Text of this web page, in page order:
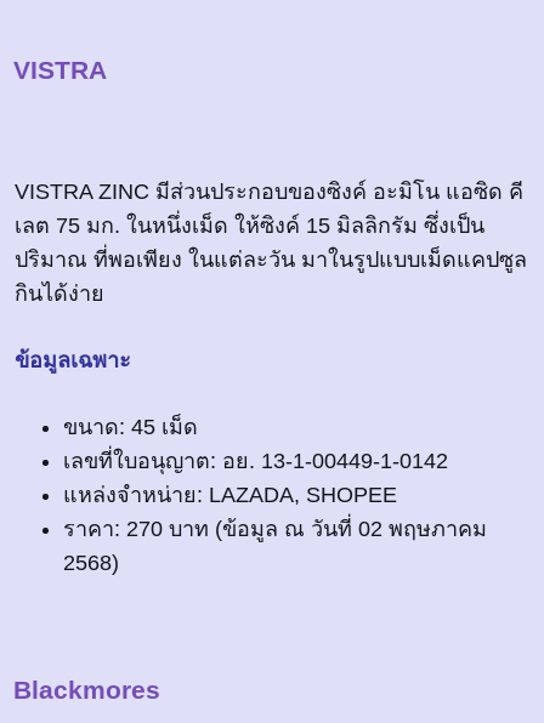
VISTRA
VISTRA ZINC มีส่วนประกอบของซิงค์ อะมิโน แอซิด คี
เลต 75 มก. ในหนึ่งเม็ด ให้ซิงค์ 15 มิลลิกรัม ซึ่งเป็น
ปริมาณ ที่พอเพียง ในแต่ละวัน มาในรูปแบบเม็ดแคปซูล
กินได้ง่าย
ข้อมูลเฉพาะ
ขนาด: 45 เม็ด
เลขที่ใบอนุญาต: อย. 13-1-00449-1-0142
แหล่งจำหน่าย: LAZADA, SHOPEE
ราคา: 270 บาท (ข้อมูล ณ วันที่ 02 พฤษภาคม
2568)
Blackmores